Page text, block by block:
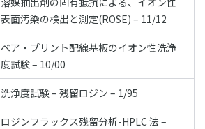
表面汚染の検出と測定(ROSE) – 11/12
ベア・プリント配線基板のイオン性洗浄
度試験 – 10/00
洗浄度試験 – 残留ロジン – 1/95
ロジンフラックス残留分析-HPLC 法 –